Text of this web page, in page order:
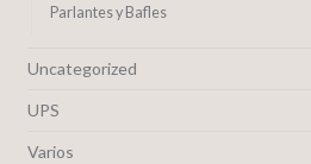
Parlantes y Bafles
Uncategorized
UPS
Varios